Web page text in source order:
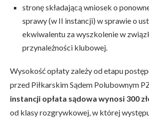
stronę składającą wniosek o
sprawy (w II instancji) w sprawie o
ekwiwalentu za wyszkolenie w
przynależności klubowej.
Wysokość opłaty zależy od etapu
przed Piłkarskim Sądem Polubownym
instancji opłata sądowa wynosi 300
od klasy rozgrywkowej, w której